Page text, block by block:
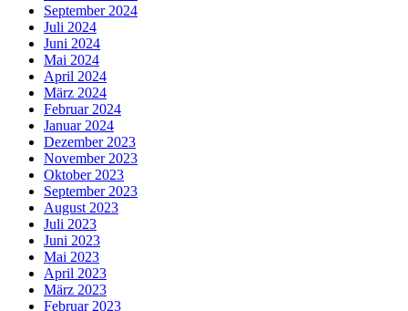
September 2024
Juli 2024
Juni 2024
Mai 2024
April 2024
März 2024
Februar 2024
Januar 2024
Dezember 2023
November 2023
Oktober 2023
September 2023
August 2023
Juli 2023
Juni 2023
Mai 2023
April 2023
März 2023
Februar 2023